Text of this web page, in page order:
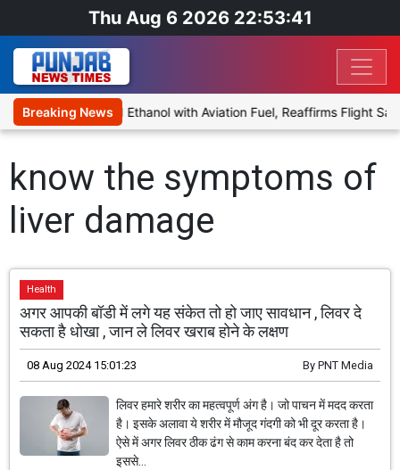
Thu Aug 6 2026 22:53:41
Breaking News
Proposal to Blend Ethanol with Aviation Fuel, Reaffirms Flight
know the symptoms of
liver damage
Health
अगर आपकी बॉडी में लगे यह संकेत तो हो जाए सावधान , लिवर दे
सकता है धोखा , जान ले लिवर खराब होने के लक्षण
08 Aug 2024 15:01:23 By PNT Media
लिवर हमारे शरीर का महत्वपूर्ण अंग है। जो पाचन में मदद करता
है। इसके अलावा ये शरीर में मौजूद गंदगी को भी दूर करता है।
ऐसे में अगर लिवर ठीक ढंग से काम करना बंद कर देता है तो
इससे...